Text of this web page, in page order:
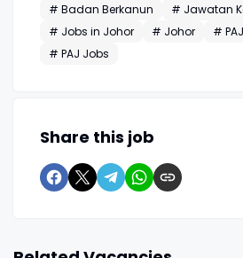
# Badan Berkanun
# Jawatan
# Jobs in Johor
# Johor # PAJ
# PAJ Jobs
Share this job